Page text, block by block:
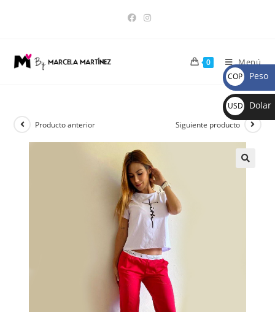
0 Menú
Producto anterior Siguiente producto
COP
$
Peso
USD
$
Dolar